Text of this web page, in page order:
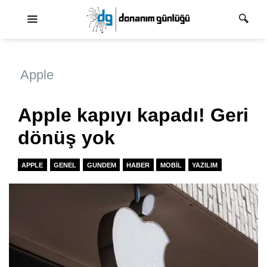
Apple
Apple kapıyı kapadı! Geri
dönüş yok
APPLE GENEL GUNDEM HABER MOBIL YAZILIM